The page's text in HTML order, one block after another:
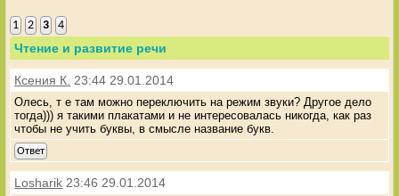
1 2 3 4
Чтение и развитие речи
Ксения К. 23:44 29.01.2014
Олесь, т е там можно переключить на режим звуки? Другое дело
тогда))) я такими плакатами и не интересовалась никогда, как раз
чтобы не учить буквы, в смысле название букв.
Ответ
Losharik 23:46 29.01.2014